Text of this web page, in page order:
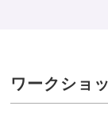
ワークショ